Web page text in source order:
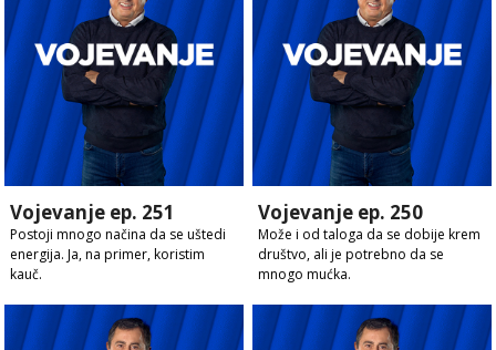
Vojevanje ep. 251
Postoji mnogo načina da se uštedi
energija. Ja, na primer, koristim
kauč.
Vojevanje ep. 250
Može i od taloga da se dobije krem
društvo, ali je potrebno da se
mnogo mućka.